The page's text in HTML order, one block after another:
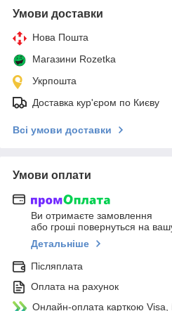
Умови доставки
Нова Пошта
Магазини Rozetka
Укрпошта
Доставка кур'єром по Києву
Всі умови доставки
Умови оплати
Ви отримаєте замовлення
або гроші повернуться на
Детальніше
Післяплата
Оплата на рахунок
Онлайн-оплата карткою